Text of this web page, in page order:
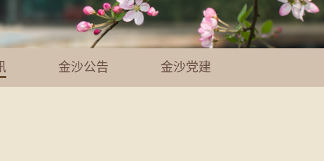
金沙公告 金沙党建